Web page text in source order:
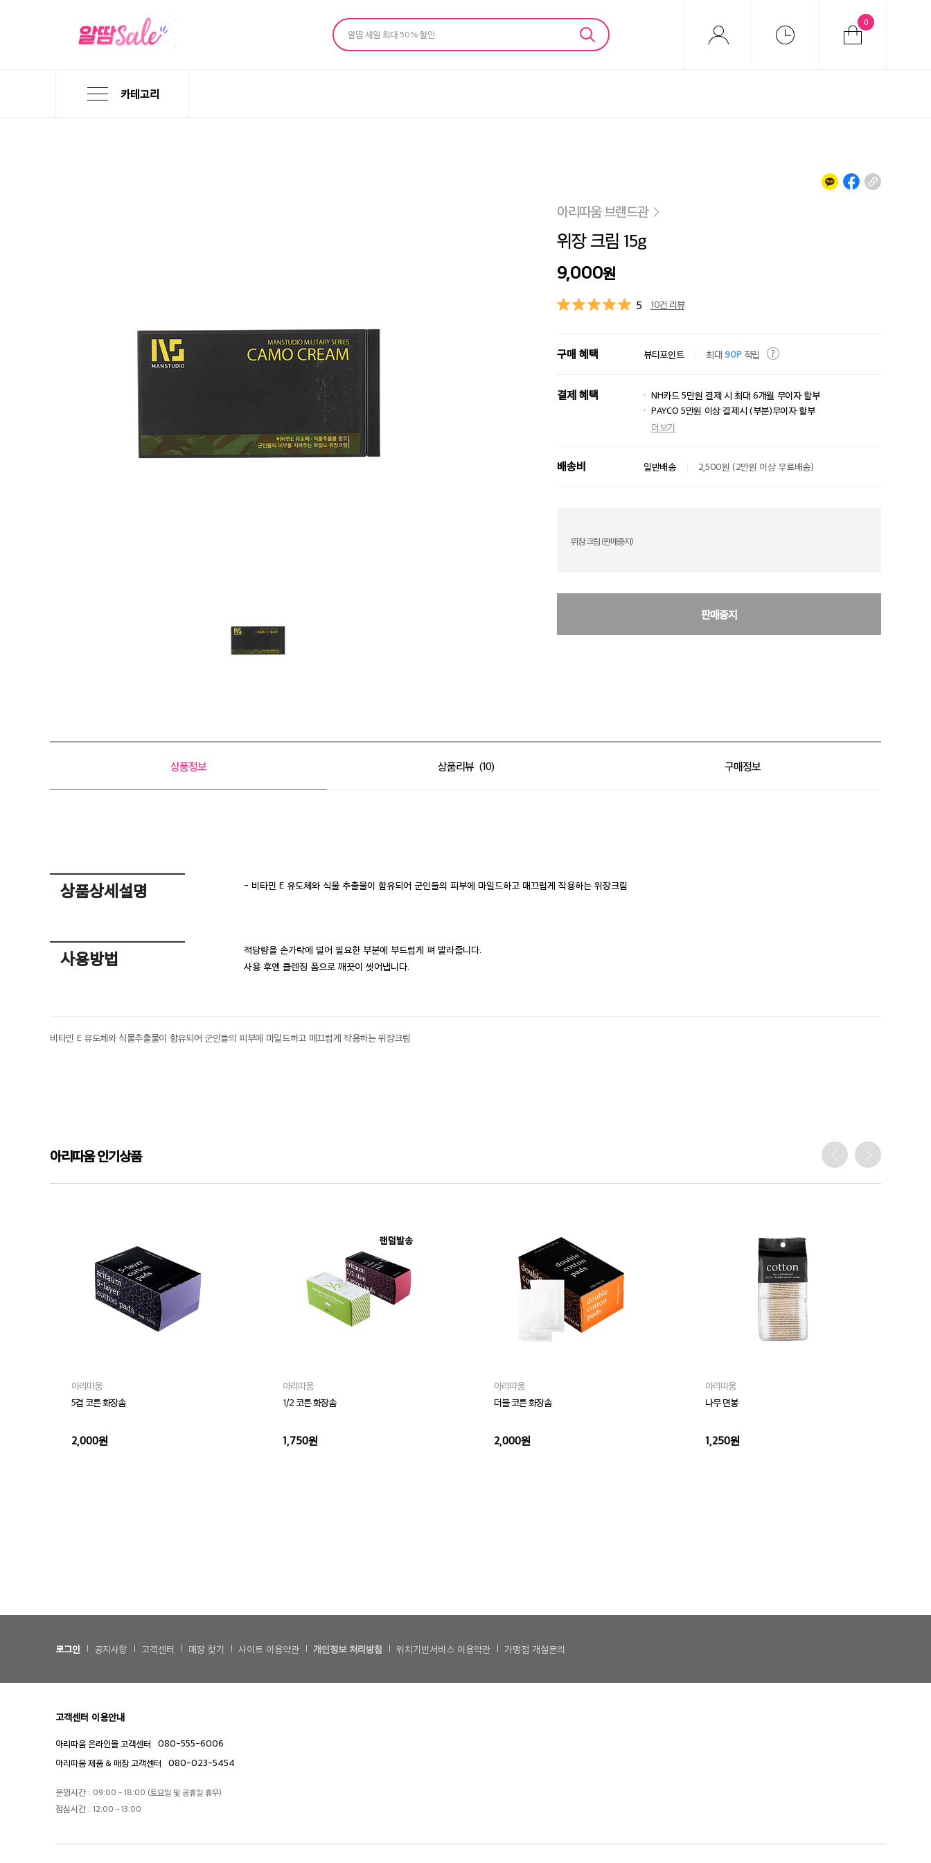
알땀 세일 최대 50% 할인
0
카테고리
아리따움 브랜드관
위장 크림 15g
9,000원
5 10건 리뷰
구매 혜택 뷰티포인트 최대90P적립
결제 혜택
NH카드 5만원 결제 시 최대 6개월 무이자 할부
PAYCO 5만원 이상 결제시 (부분)무이자 할부
더보기
배송비 일반배송 2,500원 (2만원 이상 무료배송)
위장 크림 (판매중지)
판매중지
상품정보 상품리뷰 10 구매정보
상품상세설명 - 비타민 E 유도체와 식물 추출물이 함유되어 군인들의 피부에 마일드하고 매끄럽게 작용하는 위장크림
사용방법
적당량을 손가락에 덜어 필요한 부분에 부드럽게 펴 발라줍니다.
사용 후엔 클렌징 폼으로 깨끗이 씻어냅니다.
비타민 E 유도체와 식물추출물이 함유되어 군인들의 피부에 마일드하고 매끄럽게 작용하는 위장크림
아리따움 인기상품
아리따움
5겹 코튼 화장솜
2,000원
아리따움
1/2 코튼 화장솜
1,750원
아리따움
더블 코튼 화장솜
2,000원
아리따움
나무 면봉
1,250원
로그인 공지사항 고객센터 매장 찾기 사이트 이용약관 개인정보 처리방침 위치기반서비스 이용약관 가맹점 개설문의
고객센터 이용안내
아리따움 온라인몰 고객센터 080-555-6006
아리따움 제품 & 매장 고객센터 080-023-5454
운영시간 : 09:00 - 18:00 (토요일 및 공휴일 휴무)
점심시간 : 12:00 - 13:00